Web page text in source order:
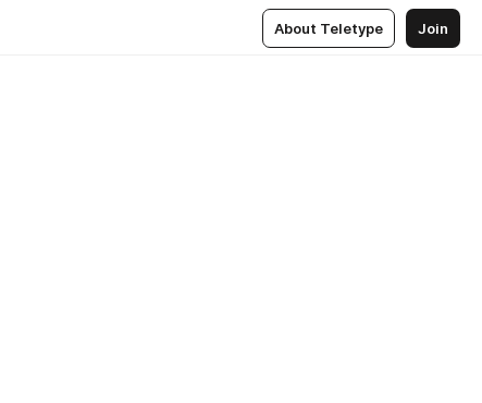
About Teletype Join